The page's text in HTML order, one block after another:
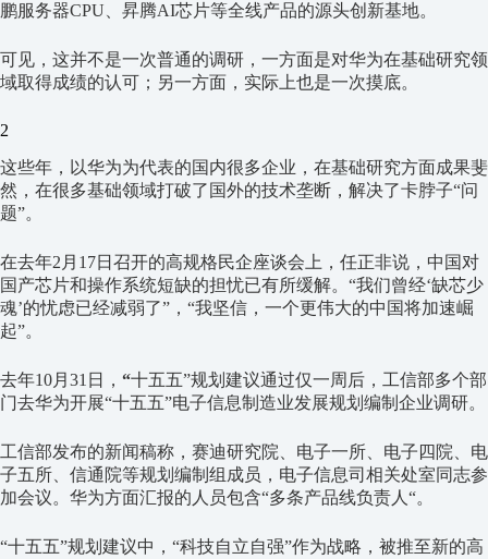
鹏服务器CPU、昇腾AI芯片等全线产品的源头创新基地。
可见，这并不是一次普通的调研，一方面是对华为在基础研究领
域取得成绩的认可；另一方面，实际上也是一次摸底。
2
这些年，以华为为代表的国内很多企业，在基础研究方面成果斐
然，在很多基础领域打破了国外的技术垄断，解决了卡脖子“问
题”。
在去年2月17日召开的高规格民企座谈会上，任正非说，中国对
国产芯片和操作系统短缺的担忧已有所缓解。“我们曾经‘缺芯少
魂’的忧虑已经减弱了”，“我坚信，一个更伟大的中国将加速崛
起”。
去年10月31日， “十五五”规划建议通过仅一周后，工信部多个部
门去华为开展“十五五”电子信息制造业发展规划编制企业调研。
工信部发布的新闻稿称，赛迪研究院、电子一所、电子四院、电
子五所、信通院等规划编制组成员，电子信息司相关处室同志参
加会议。华为方面汇报的人员包含“多条产品线负责人“。
“十五五”规划建议中，“科技自立自强”作为战略，被推至新的高